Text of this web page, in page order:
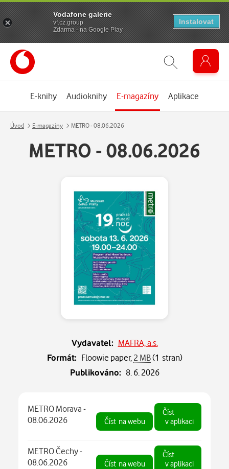
E-knihy Audioknihy E-magazíny Aplikace
Úvod E-magazíny METRO - 08.06.2026
METRO - 08.06.2026
Vydavatel: MAFRA, a.s.
Formát: Floowie paper, 2 MB(1 stran)
Publikováno: 8. 6. 2026
METRO Morava -
08.06.2026
Čístna webu
Číst
v aplikaci
METRO Čechy -
08.06.2026
Čístna webu
Číst
v aplikaci
Vodafone galerie
vf.cz.group
Zdarma - na Google Play
Instalovat